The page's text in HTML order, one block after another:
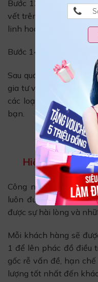
Bước 13: Phun Oxy
vết trên khuôn mặt,
linh hoạt của da.
Bước 14: Thoa kem
Sau quá trình điều trị
gia tư vấn về cách
các loại mỹ phẩm
bạn.
Hiệu quả
Công nghệ điều trị
luôn được khách
được sự hài lòng và
Mỗi khách hàng sẽ
1 để lên phác đồ điều
gốc rễ vấn đề, hạn
lượng tốt nhất đến